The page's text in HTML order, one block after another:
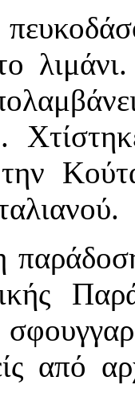
από